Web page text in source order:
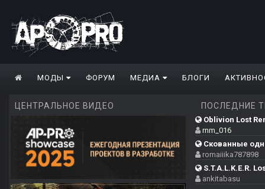
МОДЫ ФОРУМ МЕДИА БЛОГИ
ЦЕНТРАЛЬНОЕ ВИДЕО ПОСЛЕДНИЕ
Oblivion Lost
rnm_016
Скованные
romaiiika787898
S.T.A.L.K.E.R.
ankitabasu